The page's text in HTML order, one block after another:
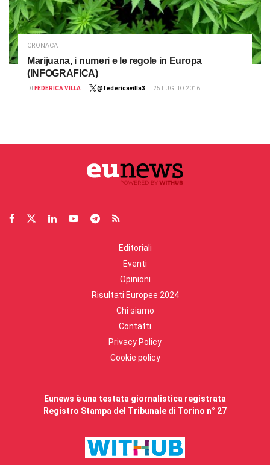
CRONACA
Marijuana, i numeri e le regole in Europa
(INFOGRAFICA)
DI FEDERICA VILLA @federicavilla3 25 LUGLIO 2016
Editoriali
Eventi
Opinioni
Risultati Europee 2024
Chi siamo
Contatti
Privacy Policy
Cookie policy
Eunews è una testata giornalistica registrata
Registro Stampa del Tribunale di Torino n° 27